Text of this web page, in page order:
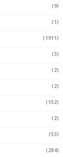
(9)
(1)
(1911)
(3)
(2)
(2)
(152)
(2)
(53)
(284)